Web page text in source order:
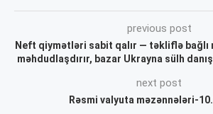
previous post
Neft qiymətləri sabit qalır — təkliflə bağlı
məhdudlaşdırır, bazar Ukrayna sülh
next post
Rəsmi valyuta məzənnələri-